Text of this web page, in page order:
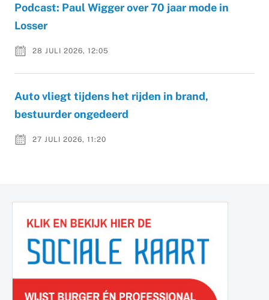
Podcast: Paul Wigger over 70 jaar mode in
Losser
28 JULI 2026, 12:05
Auto vliegt tijdens het rijden in brand,
bestuurder ongedeerd
27 JULI 2026, 11:20